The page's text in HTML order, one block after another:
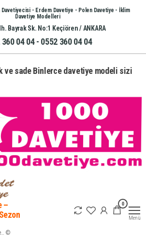
Davetiyecisi - Erdem Davetiye - Polen Davetiye - İklim
Davetiye Modelleri
Bayrak Sk. No:1 Keçiören / ANKARA
360 04 04 - 0552 360 04 04
ve sade Binlerce davetiye modeli sizi
–
©
0
Menü